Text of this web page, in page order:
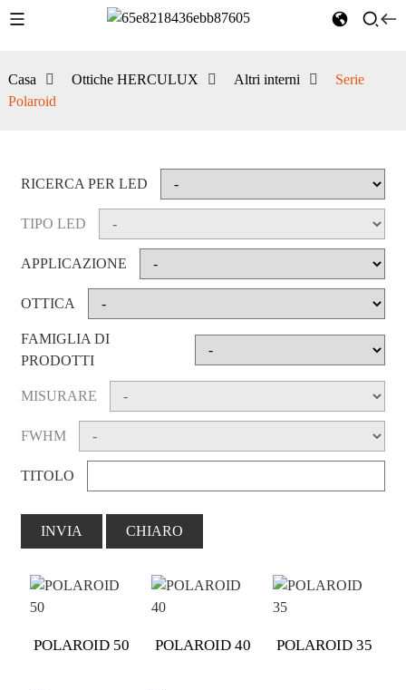
Casa Ottiche HERCULUX Altri interni
Serie
Polaroid
RICERCA PER LED
TIPO LED
APPLICAZIONE
OTTICA
FAMIGLIA DI
PRODOTTI
MISURARE
FWHM
TITOLO
INVIA CHIARO
POLAROID 50 POLAROID 40 POLAROID 35